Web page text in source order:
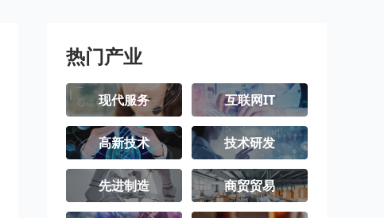
热门产业
现代服务 互联网IT
高新技术 技术研发
先进制造 商贸贸易